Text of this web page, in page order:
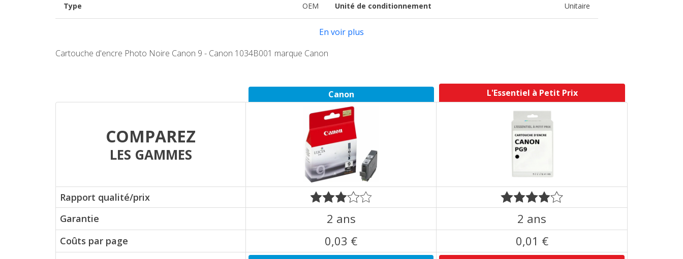
Type OEM Unité de conditionnement Unitaire
En voir plus
Cartouche d'encre Photo Noire Canon 9 - Canon 1034B001 marque Canon
Canon L'Essentiel à Petit Prix
COMPAREZ
LES GAMMES
Rapport qualité/prix
Garantie
2 ans 2 ans
Coûts par page 0,03 € 0,01 €